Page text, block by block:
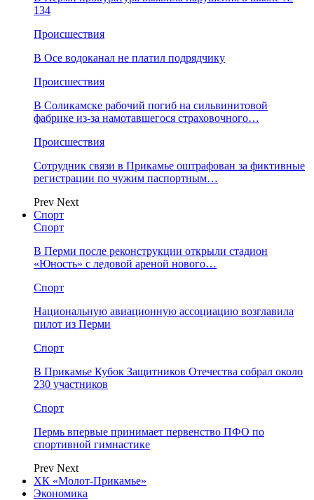
134
Происшествия
В Осе водоканал не платил подрядчику
Происшествия
В Соликамске рабочий погиб на сильвинитовой
фабрике из-за намотавшегося страховочного…
Происшествия
Сотрудник связи в Прикамье оштрафован за фиктивные
регистрации по чужим паспортным…
Prev Next
Спорт
Спорт
В Перми после реконструкции открыли стадион
«Юность» с ледовой ареной нового…
Спорт
Национальную авиационную ассоциацию возглавила
пилот из Перми
Спорт
В Прикамье Кубок Защитников Отечества собрал около
230 участников
Спорт
Пермь впервые принимает первенство ПФО по
спортивной гимнастике
Prev Next
ХК «Молот-Прикамье»
Экономика